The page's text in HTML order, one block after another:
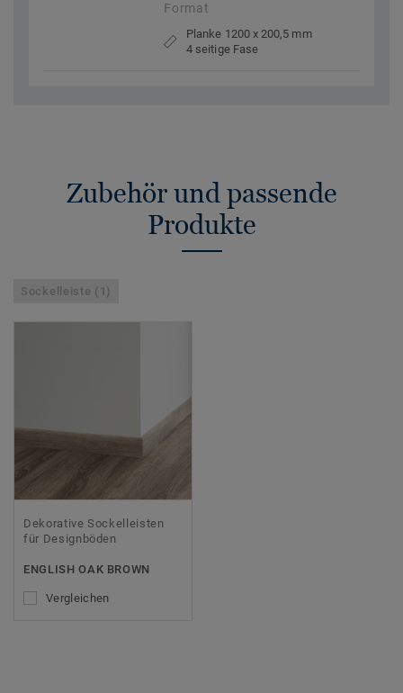
Format
Planke 1200 x 200,5 mm
4 seitige Fase
Zubehör und passende
Produkte
Sockelleiste (1)
Dekorative Sockelleisten
für Designböden
ENGLISH OAK BROWN
Vergleichen